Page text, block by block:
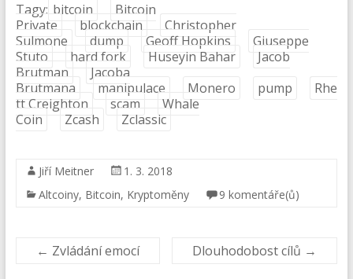
Tagy: bitcoin
Bitcoin
Private
blockchain
Christopher
Sulmone
dump Geoff Hopkins
Giuseppe
Stuto
hard fork Huseyin Bahar
Jacob
Brutman
Jacoba
Brutmana
manipulace Monero pump
Rhe
tt Creighton
scam
Whale
Coin
Zcash Zclassic
Jiří Meitner
1. 3. 2018
Altcoiny, Bitcoin, Kryptoměny 9 komentáře(ů)
← Zvládání emocí Dlouhodobost cílů →